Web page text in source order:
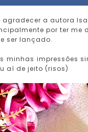
agradecer a autora
por ter
ser lançado.
minhas impressões
aí de jeito (risos)